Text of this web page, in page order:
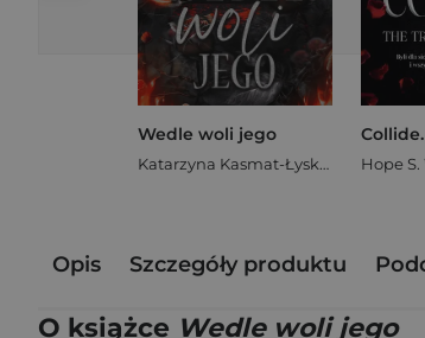
Wedle woli jego
Katarzyna Kasmat-Łyskaniuk Hope S.
Opis Szczegóły produktu
O książce Wedle woli jego